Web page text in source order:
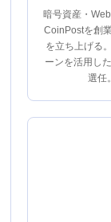
暗号資産・
CoinPostを創
を立ち上げる
ーンを活用し
選任